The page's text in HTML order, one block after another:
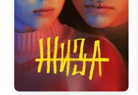
7.6 6.1